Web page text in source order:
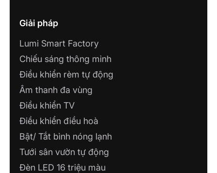
Giải pháp
Lumi Smart Factory
Chiếu sáng thông minh
Điều khiển rèm tự động
Âm thanh đa vùng
Điều khiển TV
Điều khiển điều hoà
Bật/ Tắt bình nóng lạnh
Tưới sân vườn tự động
Đèn LED 16 triệu màu